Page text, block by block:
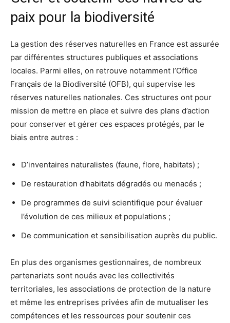
paix pour la biodiversité
La gestion des réserves naturelles en France est assurée
par différentes structures publiques et associations
locales. Parmi elles, on retrouve notamment l’Office
Français de la Biodiversité (OFB), qui supervise les
réserves naturelles nationales. Ces structures ont pour
mission de mettre en place et suivre des plans d’action
pour conserver et gérer ces espaces protégés, par le
biais entre autres :
D’inventaires naturalistes (faune, flore, habitats) ;
De restauration d’habitats dégradés ou menacés ;
De programmes de suivi scientifique pour évaluer
l’évolution de ces milieux et populations ;
De communication et sensibilisation auprès du public.
En plus des organismes gestionnaires, de nombreux
partenariats sont noués avec les collectivités
territoriales, les associations de protection de la nature
et même les entreprises privées afin de mutualiser les
compétences et les ressources pour soutenir ces